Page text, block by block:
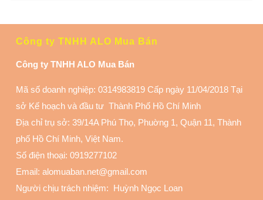
Công ty TNHH ALO Mua Bán
Công ty TNHH ALO Mua Bán
Mã số doanh nghiệp: 0314983819 Cấp ngày 11/04/2018 Tại
sở Kế hoạch và đầu tư Thành Phố Hồ Chí Minh
Địa chỉ trụ sở: 39/14A Phú Thọ, Phuờng 1, Quận 11, Thành
phố Hồ Chí Minh, Việt Nam.
Số điện thoại: 0919277102
Email: alomuaban.net@gmail.com
Người chịu trách nhiệm: Huỳnh Ngọc Loan